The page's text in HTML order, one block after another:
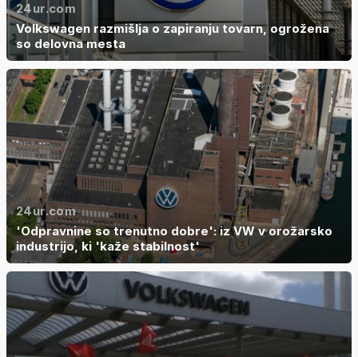
24ur.com
Volkswagen razmišlja o zapiranju tovarn, ogrožena
so delovna mesta
24ur.com
'Odpravnine so trenutno dobre': iz VW v orožarsko
industrijo, ki 'kaže stabilnost'